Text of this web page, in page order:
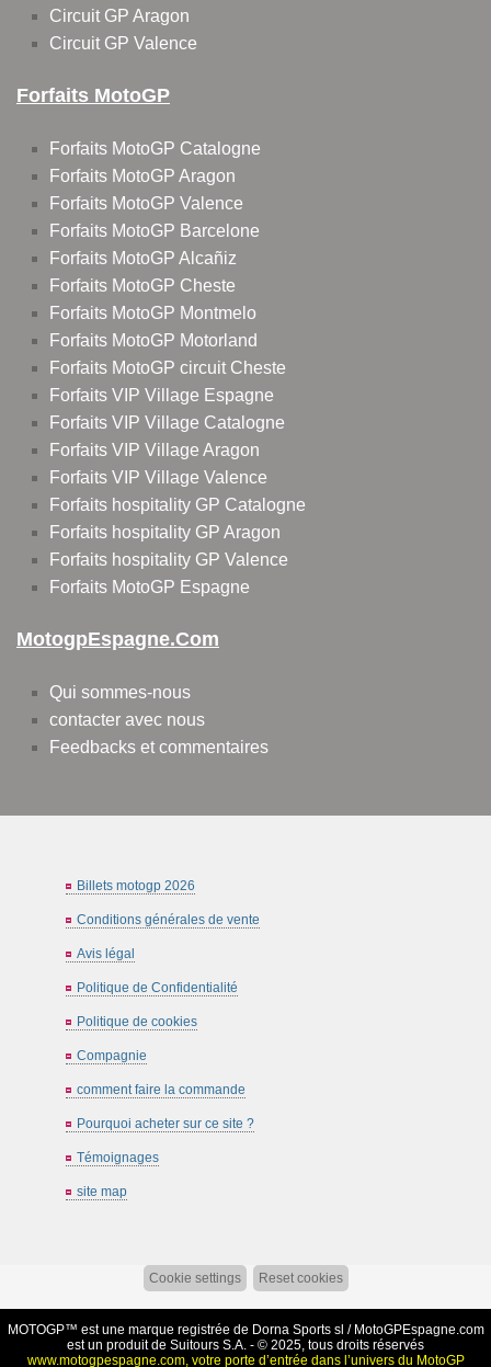
Circuit GP Aragon
Circuit GP Valence
Forfaits MotoGP
Forfaits MotoGP Catalogne
Forfaits MotoGP Aragon
Forfaits MotoGP Valence
Forfaits MotoGP Barcelone
Forfaits MotoGP Alcañiz
Forfaits MotoGP Cheste
Forfaits MotoGP Montmelo
Forfaits MotoGP Motorland
Forfaits MotoGP circuit Cheste
Forfaits VIP Village Espagne
Forfaits VIP Village Catalogne
Forfaits VIP Village Aragon
Forfaits VIP Village Valence
Forfaits hospitality GP Catalogne
Forfaits hospitality GP Aragon
Forfaits hospitality GP Valence
Forfaits MotoGP Espagne
MotogpEspagne.com
Qui sommes-nous
contacter avec nous
Feedbacks et commentaires
Billets motogp 2026
Conditions générales de vente
Avis légal
Politique de Confidentialité
Politique de cookies
Compagnie
comment faire la commande
Pourquoi acheter sur ce site ?
Témoignages
site map
Cookie settings Reset cookies
MOTOGP™ est une marque registrée de Dorna Sports sl / MotoGPEspagne.com
est un produit de Suitours S.A. - © 2025, tous droits réservés
www.motogpespagne.com, votre porte d’entrée dans l’univers du MotoGP